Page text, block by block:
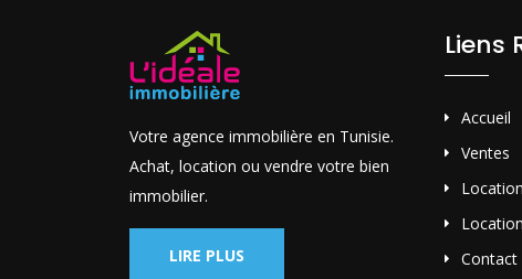
Votre agence immobilière en Tunisie.
Achat, location ou vendre votre bien
immobilier.
LIRE PLUS
Liens
Accueil
Ventes
Contact